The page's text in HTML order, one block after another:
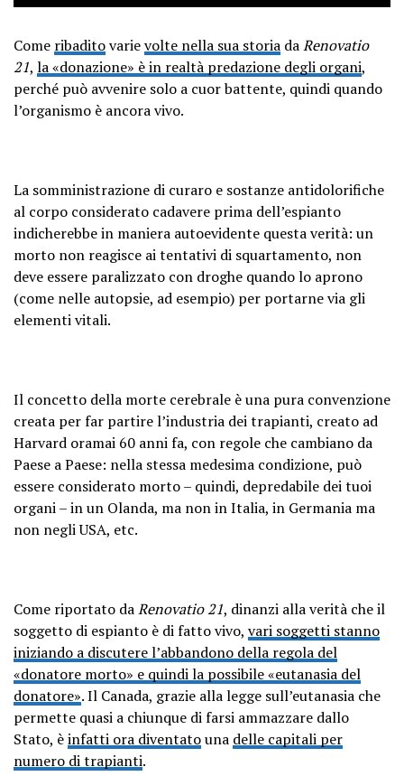
Come ribaditovarievolte nella sua storia daRenovatio
21, la «donazione» è in realtà predazione degli organi,
perché può avvenire solo a cuor battente, quindi quando
l’organismo è ancora vivo.
La somministrazione di curaro e sostanze antidolorifiche
al corpo considerato cadavere prima dell’espianto
indicherebbe in maniera autoevidente questa verità: un
morto non reagisce ai tentativi di squartamento, non
deve essere paralizzato con droghe quando lo aprono
(come nelle autopsie, ad esempio) per portarne via gli
elementi vitali.
Il concetto della morte cerebrale è una pura convenzione
creata per far partire l’industria dei trapianti, creato ad
Harvard oramai 60 anni fa, con regole che cambiano da
Paese a Paese: nella stessa medesima condizione, può
essere considerato morto – quindi, depredabile dei tuoi
organi – in un Olanda, ma non in Italia, in Germania ma
non negli USA, etc.
Come riportato daRenovatio 21, dinanzi alla verità che il
soggetto di espianto è di fatto vivo, vari soggetti stanno
iniziando a discutere l’abbandono della regola del
«donatore morto» e quindi la possibile «eutanasia del
donatore». Il Canada, grazie alla legge sull’eutanasia che
permette quasi a chiunque di farsi ammazzare dallo
Stato, èinfatti ora diventatouna delle capitali per
numero di trapianti.